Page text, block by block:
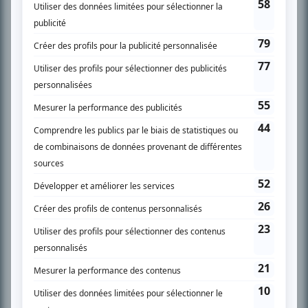
télévision» a d’abord oeuvré au magazine TV Hebdo de 1996 à 2001. Sa
spécialité: la télé québécoise. On peut l’entendre régulièrement commenter
l’actualité télévisuelle au 98,5.